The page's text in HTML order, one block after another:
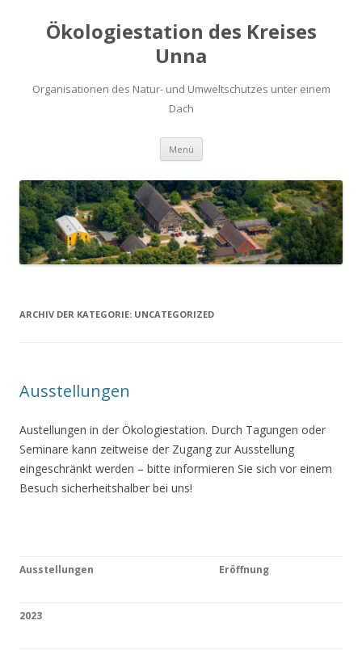
Ökologiestation des Kreises
Unna
Organisationen des Natur- und Umweltschutzes unter einem
Dach
Menü Zum
springen
ARCHIV DER KATEGORIE: UNCATEGORIZED
Ausstellungen
Austellungen in der Ökologiestation. Durch Tagungen oder
Seminare kann zeitweise der Zugang zur Ausstellung
eingeschränkt werden – bitte informieren Sie sich vor einem
Besuch sicherheitshalber bei uns!
Ausstellungen Eröffnung
2023